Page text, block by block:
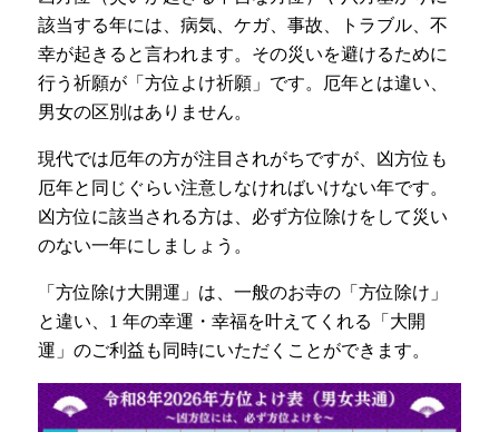
該当する年には、病気、ケガ、事故、トラブル、不
幸が起きると言われます。その災いを避けるために
行う祈願が「方位よけ祈願」です。厄年とは違い、
男女の区別はありません。
現代では厄年の方が注目されがちですが、凶方位も
厄年と同じぐらい注意しなければいけない年です。
凶方位に該当される方は、必ず方位除けをして災い
のない一年にしましょう。
「方位除け大開運」は、一般のお寺の「方位除け」
と違い、1 年の幸運・幸福を叶えてくれる「大開
運」のご利益も同時にいただくことができます。